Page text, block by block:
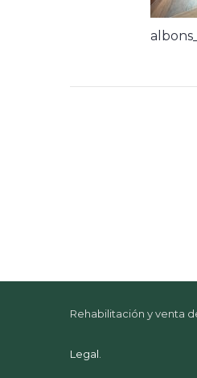
Rehabilitación y venta
Legal